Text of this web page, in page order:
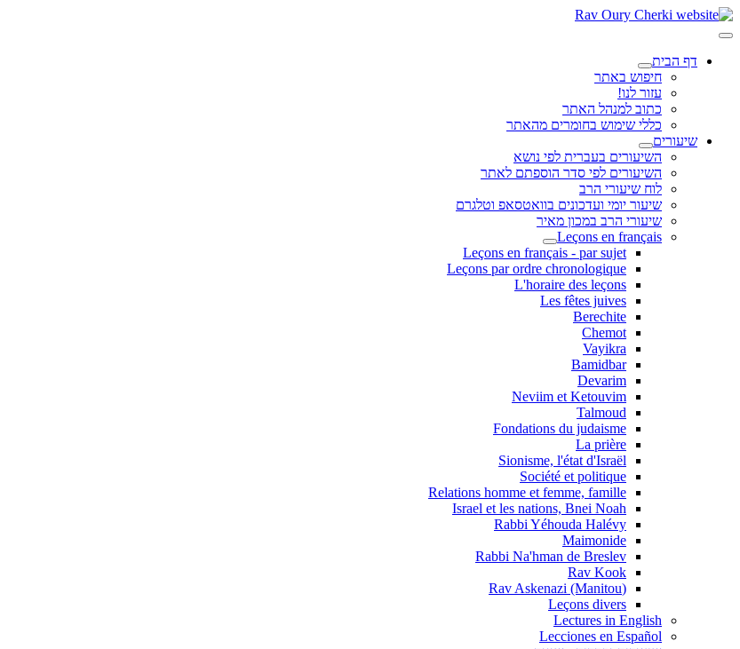
דף הבית
חיפוש באתר
עזור לנו!
כתוב למנהל האתר
כללי שימוש בחומרים מהאתר
שיעורים
השיעורים בעברית לפי נושא
השיעורים לפי סדר הוספתם לאתר
לוח שיעורי הרב
שיעור יומי ועדכונים בוואטסאפ וטלגרם
שיעורי הרב במכון מאיר
Leçons en français
Leçons en français - par sujet
Leçons par ordre chronologique
L'horaire des leçons
Les fêtes juives
Berechite
Chemot
Vayikra
Bamidbar
Devarim
Neviim et Ketouvim
Talmoud
Fondations du judaisme
La prière
Sionisme, l'état d'Israël
Société et politique
Relations homme et femme, famille
Israel et les nations, Bnei Noah
Rabbi Yéhouda Halévy
Maimonide
Rabbi Na'hman de Breslev
Rav Kook
(Rav Askenazi (Manitou
Leçons divers
Lectures in English
Lecciones en Español